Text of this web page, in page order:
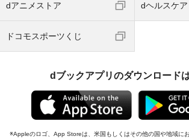
dアニメストア dヘルスケア
ドコモスポーツくじ
dブックアプリのダウンロード
Appleのロゴ、App Storeは、米国もしくはその他の国や地域に